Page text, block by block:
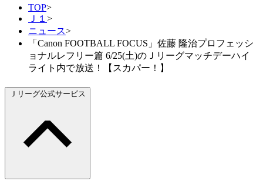
TOP>
Ｊ１ >
ニュース>
「Canon FOOTBALL FOCUS」佐藤 隆治プロフェッシ
ョナルレフリー篇 6/25(土)のＪリーグマッチデーハイ
ライト内で放送！【スカパー！】
Ｊリーグ公式サービス